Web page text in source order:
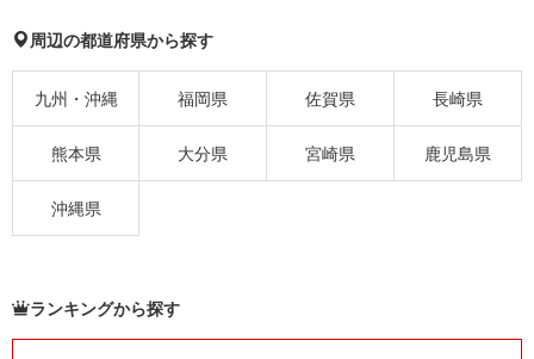
周辺の都道府県から探す
九州・沖縄 福岡県 佐賀県 長崎県
熊本県 大分県 宮崎県 鹿児島県
沖縄県
ランキングから探す